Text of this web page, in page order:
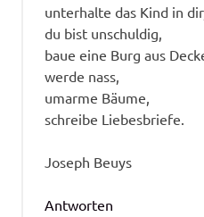
unterhalte das Kind in dir,
du bist unschuldig,
baue eine Burg aus
werde nass,
umarme Bäume,
schreibe Liebesbriefe.
Joseph Beuys
Antworten